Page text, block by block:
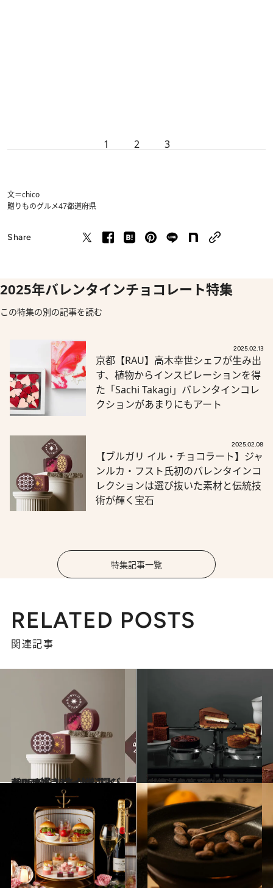
1 2 3
文＝chico
贈りものグルメ47都道府県
Share
2025年バレンタインチョコレート特集
この特集の別の記事を読む
2025.02.13
京都【RAU】高木幸世シェフが生み出
す、植物からインスピレーションを得
た「Sachi Takagi」バレンタインコレ
クションがあまりにもアート
2025.02.08
【ブルガリ イル・チョコラート】ジャ
ンルカ・フスト氏初のバレンタインコ
レクションは選び抜いた素材と伝統技
術が輝く宝石
特集記事一覧
RELATED POSTS
関連記事
2025.2.1
チョコ好き3名が厳選！ 2025バレンタインに選びたいチョコレート&スイーツ16選
グルメ 2025.1.30
【絶対にハズさないバレンタイン】プロが選ぶ都内の「チョコレートスイーツ」名店4選
グルメ